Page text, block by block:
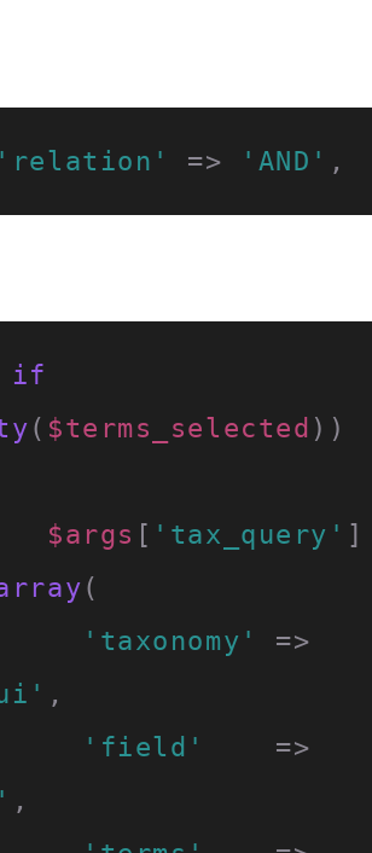
'relation' => 'AND' ,
if
( $terms_selected ))
$args [ 'tax_query' ]
(
'taxonomy'
,
'field'
,